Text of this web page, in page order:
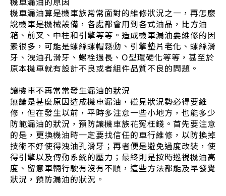
機車漏油算是機車族常常面對的維修狀況之一，再怎麼
說機車是機械設備，各處都會用到各式油品，比方油
箱、前叉、中柱和引擎等等。造成機車漏油要維修的因
素很多，可能是螺絲螺帽鬆動、引擎墊片老化、螺絲滑
牙、洩油孔滑牙、螺栓過長、O型環硬化等等，甚至於
原本機車就有設計不良或者組件品質不良的問題。
讓機車不再常常發生漏油的狀況
無論是甚麼原因造成機車漏油，碰見狀況勢必得要維
修，但在發生以前，平時多注意一些小地方，也能多少
防範漏油的狀況，預防讓機車族花冤枉錢。首先要注意
的是，更換機油時一定要找信任的車行維修，以防換掉
技術不好使得洩油孔滑牙；再者便是避免過度改裝，使
得引擎以及傳動系統的壓力；最終則是按時巡視機油高
度、留意車輛行駛有沒有不順，這些方法都能及早發覺
狀況，預防漏油的狀況。